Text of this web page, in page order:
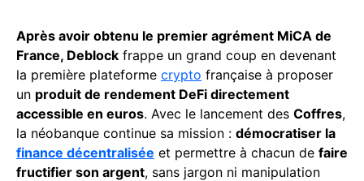
Après avoir obtenu le premier agrément MiCA de
France, Deblock frappe un grand coup en devenant
la première plateforme crypto française à proposer
un produit de rendement DeFi directement
accessible en euros. Avec le lancement des Coffres,
la néobanque continue sa mission : démocratiser la
finance décentralisée et permettre à chacun de faire
fructifier son argent, sans jargon ni manipulation